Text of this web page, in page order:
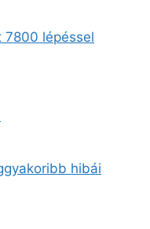
7800 lépéssel
hibái